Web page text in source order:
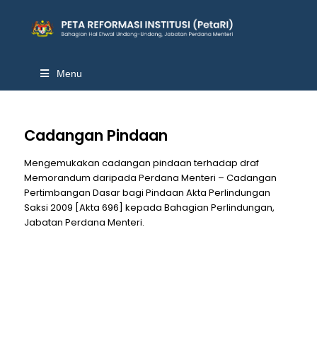
Menu
Cadangan Pindaan
Mengemukakan cadangan pindaan terhadap draf
Memorandum daripada Perdana Menteri – Cadangan
Pertimbangan Dasar bagi Pindaan Akta Perlindungan
Saksi 2009 [Akta 696] kepada Bahagian Perlindungan,
Jabatan Perdana Menteri.